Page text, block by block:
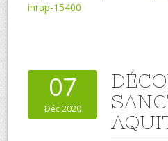
inrap-15400
07
Déc 2020